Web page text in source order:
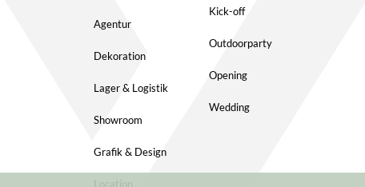
Agentur
Dekoration
Lager & Logistik
Showroom
Grafik & Design
Location
Kick-off
Outdoorparty
Opening
Wedding